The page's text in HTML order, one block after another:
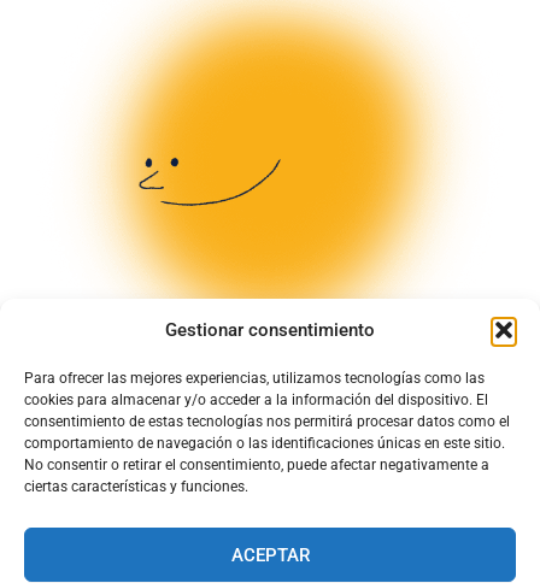
Gestionar consentimiento
Para ofrecer las mejores experiencias, utilizamos tecnologías como las
cookies para almacenar y/o acceder a la información del dispositivo. El
consentimiento de estas tecnologías nos permitirá procesar datos como el
comportamiento de navegación o las identificaciones únicas en este sitio.
No consentir o retirar el consentimiento, puede afectar negativamente a
ciertas características y funciones.
ACEPTAR